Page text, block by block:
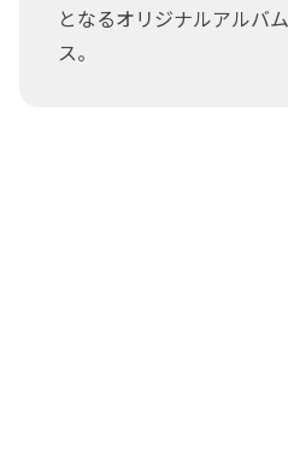
となるオリジナルアルバ
ス。